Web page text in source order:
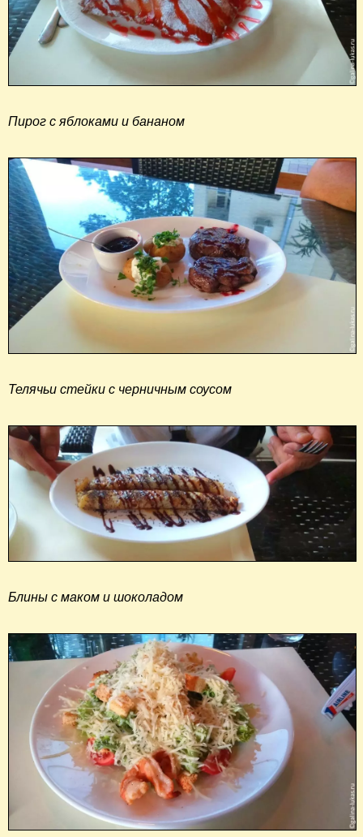
Пирог с яблоками и бананом
Телячьи стейки с черничным соусом
Блины с маком и шоколадом